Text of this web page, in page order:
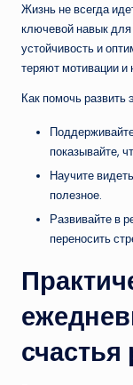
Жизнь не всегда
ключевой навык
устойчивость и
теряют мотивации и
Как помочь развить
показывайте,
Научите
полезное.
Развивайте в
переносить
счастья